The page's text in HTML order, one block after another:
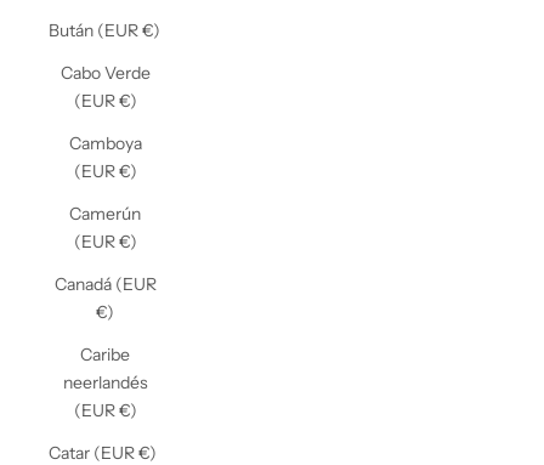
Bután (EUR €)
Cabo Verde
(EUR €)
Camboya
(EUR €)
Camerún
(EUR €)
Canadá (EUR
€)
Caribe
neerlandés
(EUR €)
Catar (EUR €)